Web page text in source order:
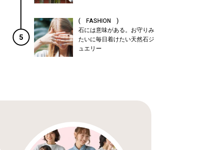
5
( FASHION )
石には意味がある。お守りみ
たいに毎日着けたい天然石ジ
ュエリー